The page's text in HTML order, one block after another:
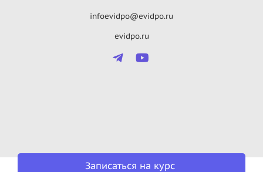
Записаться на курс
infoevidpo@evidpo.ru
evidpo.ru